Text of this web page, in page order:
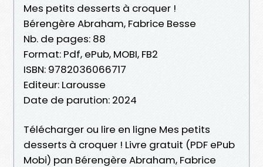
Mes petits desserts à croquer !
Bérengère Abraham, Fabrice Besse
Nb. de pages: 88
Format: Pdf, ePub, MOBI, FB2
ISBN: 9782036066717
Editeur: Larousse
Date de parution: 2024
Télécharger ou lire en ligne Mes petits
desserts à croquer ! Livre gratuit (PDF ePub
Mobi) pan Bérengère Abraham, Fabrice